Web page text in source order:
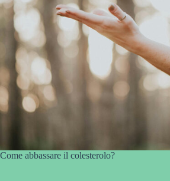
Come abbassare il colesterolo?